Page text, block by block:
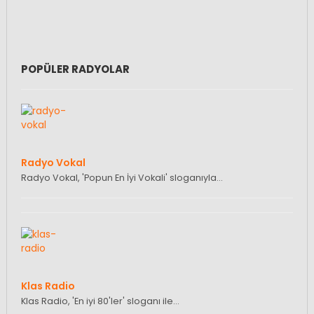
POPÜLER RADYOLAR
Radyo Vokal
Radyo Vokal, 'Popun En İyi Vokali' sloganıyla…
Klas Radio
Klas Radio, 'En iyi 80'ler' sloganı ile…